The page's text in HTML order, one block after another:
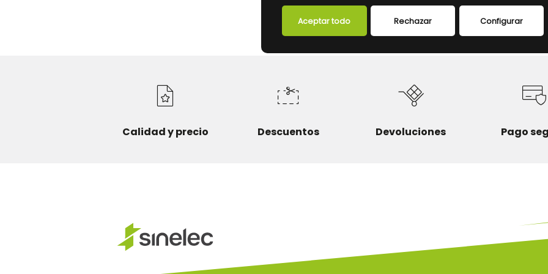
Configurar
Rechazar
Aceptar todo
FICHA TÉCNICA
Calidad y precio Descuentos Devoluciones Pago